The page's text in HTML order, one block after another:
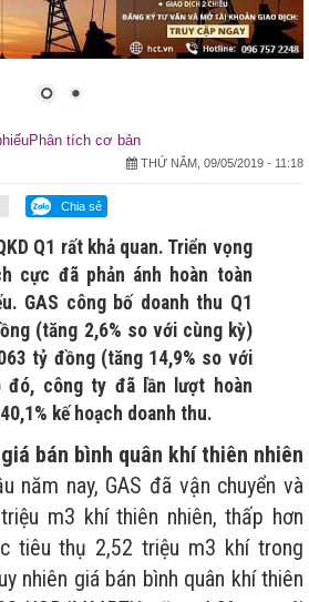
Phân tích cơ bản
THỨ NĂM, 09/05/2019 - 11:18
Chia sẻ
Q1 rất khả quan. Triển vọng
cực đã phản ánh hoàn toàn
GAS công bố doanh thu Q1
(tăng 2,6% so với cùng kỳ)
tỷ đồng (tăng 14,9% so với
đó, công ty đã lần lượt hoàn
kế hoạch doanh thu.
bán bình quân khí thiên nhiên
năm nay, GAS đã vận chuyển và
m3 khí thiên nhiên, thấp hơn
tiêu thụ 2,52 triệu m3 khí trong
nhiên giá bán bình quân khí thiên